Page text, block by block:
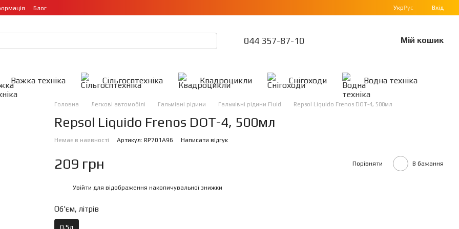
Блог УкрРус Вхід
044 357-87-10 Мій кошик
Важка техніка Сільгосптехніка Квадроцикли Снігоходи Водна техніка
Головна Легкові автомобілі Гальмівні рідини Гальмівні рідини Fluid Repsol Liquido Frenos DOT-4, 500мл
Repsol Liquido Frenos DOT-4, 500мл
Немає в наявності Артикул: RP701A96 Написати відгук
209 грн Порівняти В бажання
Увійти для відображення накопичувальної знижки
Об'єм, літрів
0.5л